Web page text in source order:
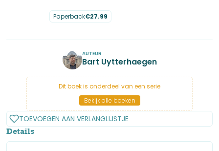
Paperback€27.99
AUTEUR
Bart Uytterhaegen
Dit boek is onderdeel van een serie
Bekijk alle boeken
TOEVOEGEN AAN VERLANGLIJSTJE
Details